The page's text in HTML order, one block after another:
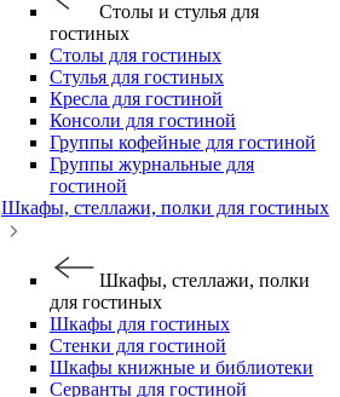
Столы и стулья для
гостиных
Столы для гостиных
Стулья для гостиных
Кресла для гостиной
Консоли для гостиной
Группы кофейные для гостиной
Группы журнальные для
гостиной
Шкафы, стеллажи, полки для гостиных
Шкафы, стеллажи, полки
для гостиных
Шкафы для гостиных
Стенки для гостиной
Шкафы книжные и библиотеки
Серванты для гостиной